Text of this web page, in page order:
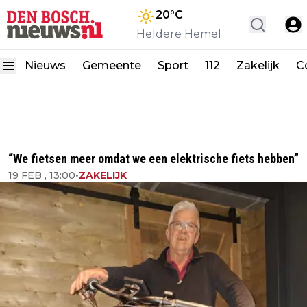
20°C
Heldere Hemel
Nieuws Gemeente Sport 112 Zakelijk
“We fietsen meer omdat we een elektrische fiets hebben”
19 FEB , 13:00•ZAKELIJK